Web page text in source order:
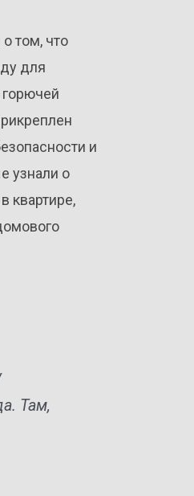
том, что
для
и
узнали о
квартире,
Там,